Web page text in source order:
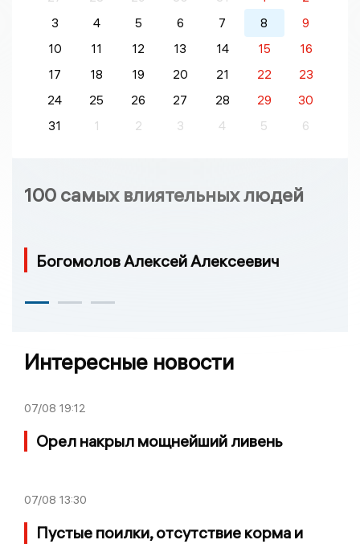
3
4 5 6 7 8
9
10
11 12 13 14 15
16
17
18 19 20 21 22
23
24
25 26 27 28 29
30
31
1 2 3 4 5 6
100 самых влиятельных людей
Богомолов Алексей Алексеевич
Интересные новости
07/08 19:12
Орел накрыл мощнейший ливень
07/08 13:30
Пустые поилки, отсутствие корма и